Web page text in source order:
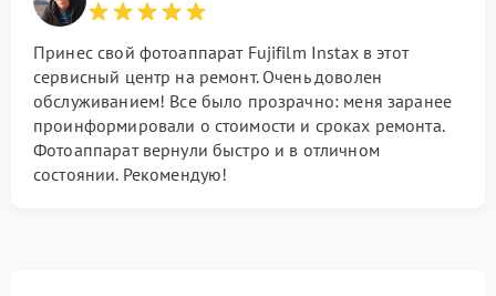
Принес свой фотоаппарат Fujifilm Instax в этот
сервисный центр на ремонт. Очень доволен
обслуживанием! Все было прозрачно: меня заранее
проинформировали о стоимости и сроках ремонта.
Фотоаппарат вернули быстро и в отличном
состоянии. Рекомендую!